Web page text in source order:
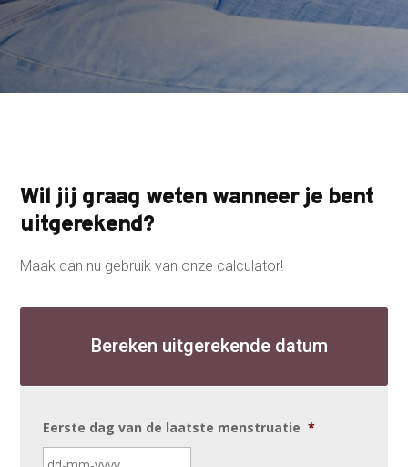
Wil jij graag weten wanneer je bent
uitgerekend?
Maak dan nu gebruik van onze calculator!
Bereken uitgerekende datum
Eerste dag van de laatste menstruatie *